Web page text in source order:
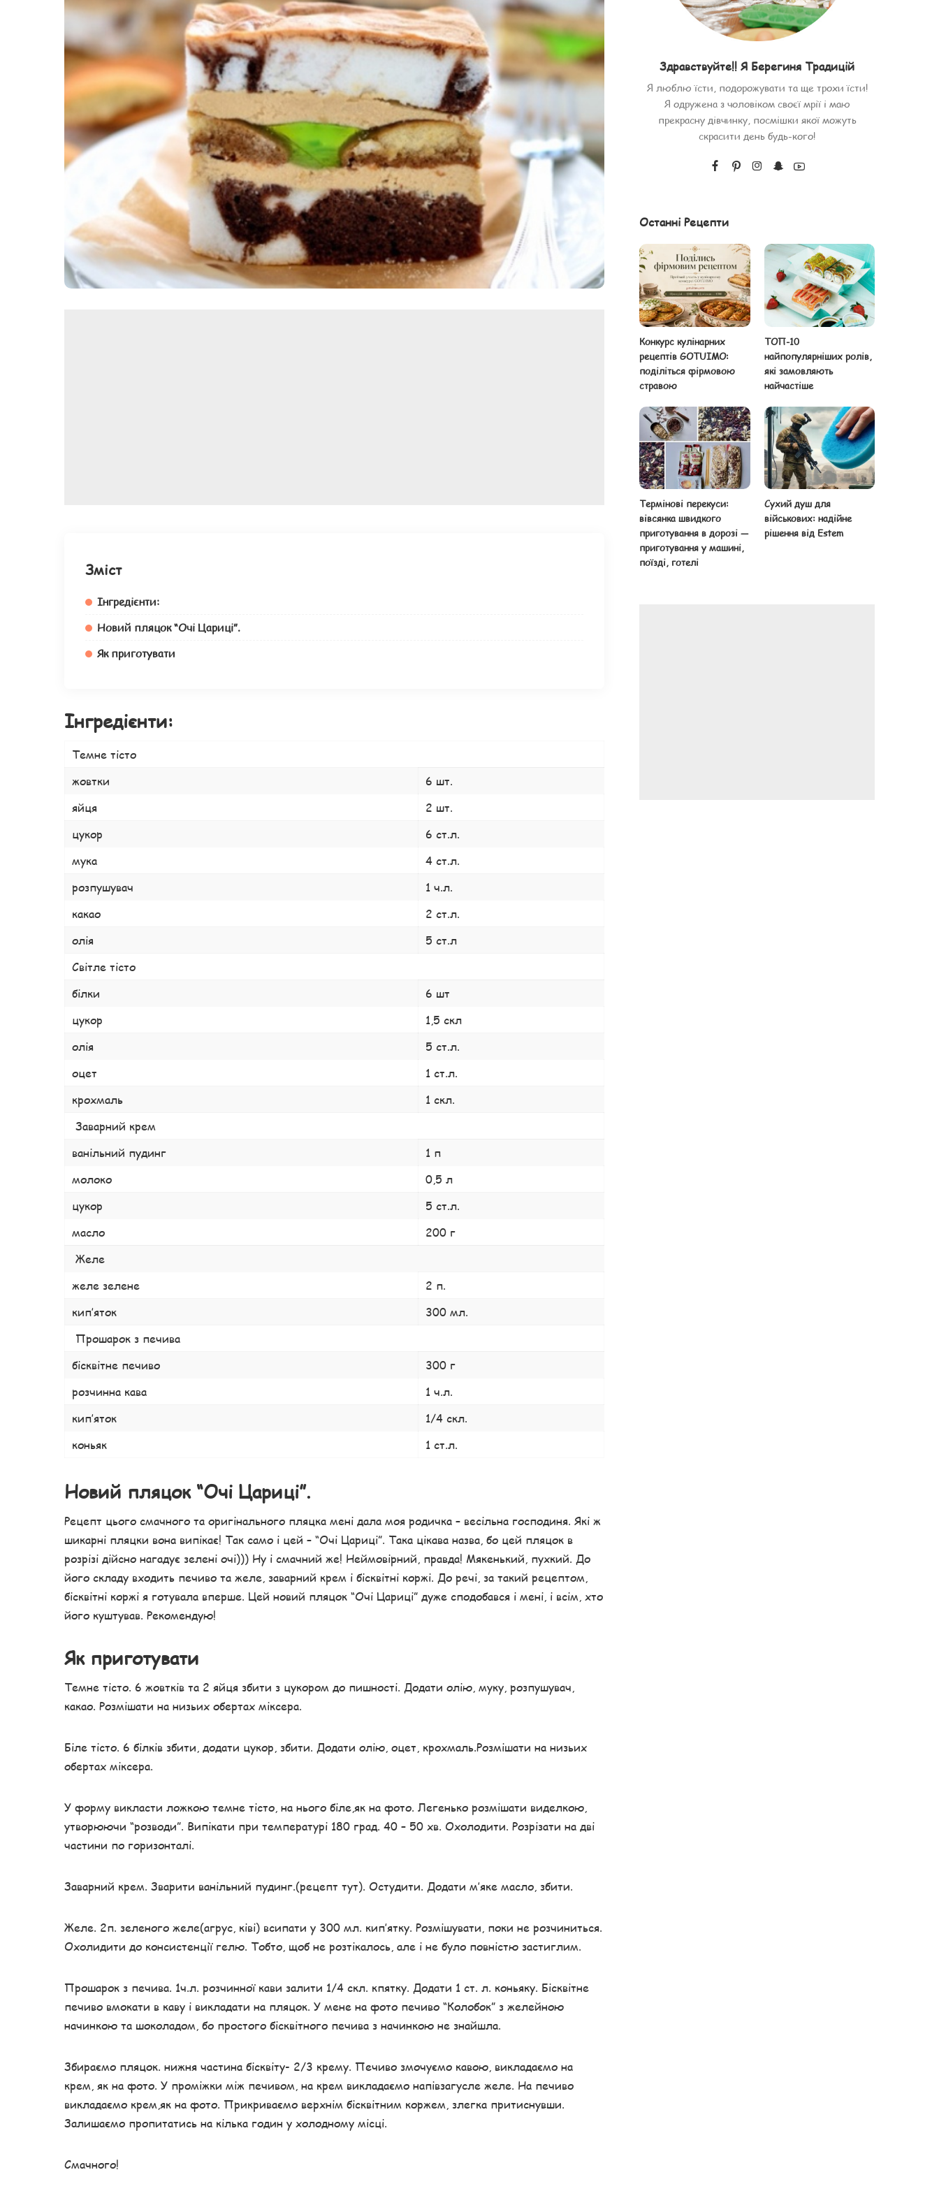
Картопля з м’ясом
Мясо по-французьки
Шинка
Рецепти із фаршу
Зміст
Інгредієнти:
Новий пляцок “Очі Цариці”.
Як приготувати
Інгредієнти:
Темне тісто
жовтки
6 шт.
яйця
2 шт.
цукор
6 ст.л.
мука
4 ст.л.
розпушувач
1 ч.л.
какао
2 ст.л.
олія
5 ст.л
Світле тісто
білки
6 шт
цукор
1,5 скл
олія
5 ст.л.
оцет
1 ст.л.
крохмаль
1 скл.
Заварний крем
ванільний пудинг
1 п
молоко
0,5 л
цукор
5 ст.л.
масло
200 г
Желе
желе зелене
2 п.
кип’яток
300 мл.
Прошарок з печива
бісквітне печиво
300 г
розчинна кава
1 ч.л.
кип’яток
1/4 скл.
коньяк
1 ст.л.
Новий пляцок “Очі Цариці”.
Рецепт цього смачного та оригінального пляцка мені дала моя родичка – весільна господиня. Які ж
шикарні пляцки вона випікає! Так само і цей – “Очі Цариці”. Така цікава назва, бо цей пляцок в
розрізі дійсно нагадує зелені очі))) Ну і смачний же! Неймовірний, правда! Мякенький, пухкий. До
його складу входить печиво та желе, заварний крем і бісквітні коржі. До речі, за такий рецептом,
бісквітні коржі я готувала вперше. Цей новий пляцок “Очі Цариці” дуже сподобався і мені, і всім, хто
його куштував. Рекомендую!
Як приготувати
Темне тісто. 6 жовтків та 2 яйця збити з цукором до пишності. Додати олію, муку, розпушувач,
какао. Розмішати на низьих обертах міксера.
Біле тісто. 6 білків збити, додати цукор, збити. Додати олію, оцет, крохмаль.Розмішати на низьих
обертах міксера.
У форму викласти ложкою темне тісто, на нього біле,як на фото. Легенько розмішати виделкою,
утворюючи “розводи”. Випікати при температурі 180 град. 40 – 50 хв. Охолодити. Розрізати на дві
частини по горизонталі.
Заварний крем. Зварити ванільний пудинг.(рецепт тут). Остудити. Додати м’яке масло, збити.
Желе. 2п. зеленого желе(агрус, ківі) всипати у 300 мл. кип’ятку. Розмішувати, поки не розчиниться.
Охолидити до консистенції гелю. Тобто, щоб не розтікалось, але і не було повністю застиглим.
Прошарок з печива. 1ч.л. розчинної кави залити 1/4 скл. кпятку. Додати 1 ст. л. коньяку. Бісквітне
печиво вмокати в каву і викладати на пляцок. У мене на фото печиво “Колобок” з желейною
начинкою та шоколадом, бо простого бісквітного печива з начинкою не знайшла.
Збираємо пляцок. нижня частина бісквіту- 2/3 крему. Печиво змочуємо кавою, викладаємо на
крем, як на фото. У проміжки між печивом, на крем викладаємо напівзагусле желе. На печиво
викладаємо крем,як на фото. Прикриваємо верхнім бісквітним коржем, злегка притиснувши.
Залишаємо пропитатись на кілька годин у холодному місці.
Смачного!
Здравствуйте!! Я Берегиня Традицій
Я люблю їсти, подорожувати та ще трохи їсти!
Я одружена з чоловіком своєї мрії і маю
прекрасну дівчинку, посмішки якої можуть
скрасити день будь-кого!
Останні Рецепти
Конкурс кулінарних
рецептів GOTUIMO:
поділіться фірмовою
стравою
ТОП-10
найпопулярніших ролів,
які замовляють
найчастіше
Термінові перекуси:
вівсянка швидкого
приготування в дорозі —
приготування у машині,
поїзді, готелі
Сухий душ для
військових: надійне
рішення від Estem